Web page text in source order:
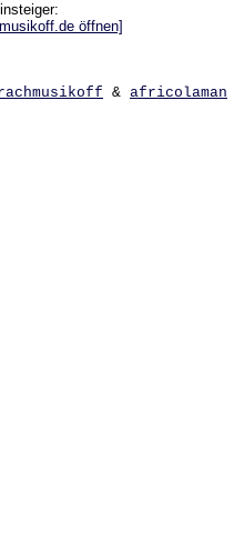
öffnen]
& africolaman